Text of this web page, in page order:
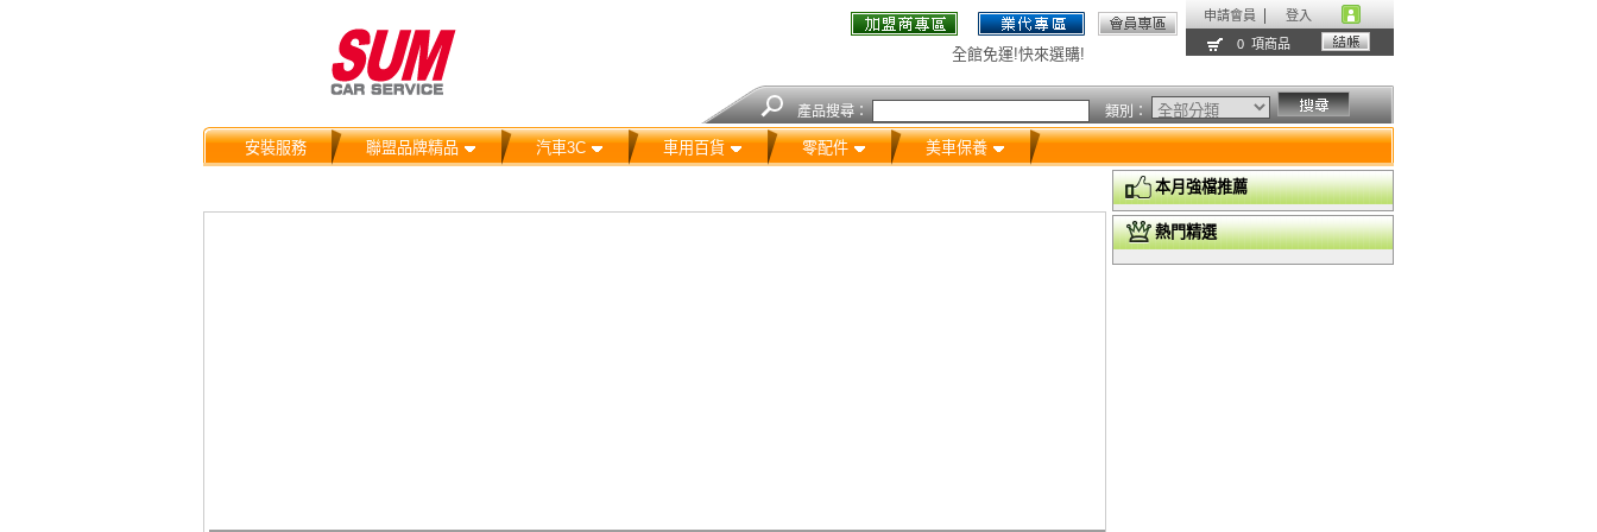
申請會員
登入
0 項商品
全館免運!快來選購!
產品搜尋： 類別：
安裝服務 聯盟品牌精品 汽車3C 車用百貨 零配件 美車保養
本月強檔推薦
熱門精選